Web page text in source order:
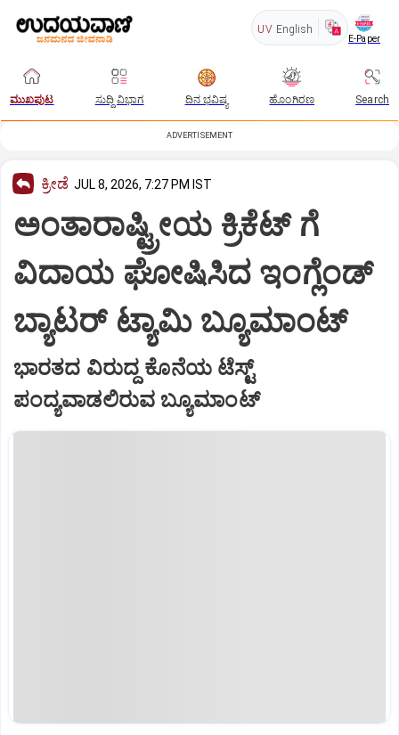
UV English
E-Paper
ಮುಖಪುಟ ಸುದ್ದಿ ವಿಭಾಗ ದಿನ ಭವಿಷ್ಯ ಹೊಂಗಿರಣ Search
ADVERTISEMENT
ಕ್ರೀಡೆ JUL 8, 2026, 7:27 PM IST
ಅಂತಾರಾಷ್ಟ್ರೀಯ ಕ್ರಿಕೆಟ್‌ ಗೆ
ವಿದಾಯ ಘೋಷಿಸಿದ ಇಂಗ್ಲೆಂಡ್‌
ಬ್ಯಾಟರ್‌ ಟ್ಯಾಮಿ ಬ್ಯೂಮಾಂಟ್
ಭಾರತದ ವಿರುದ್ದ ಕೊನೆಯ ಟೆಸ್ಟ್‌
ಪಂದ್ಯವಾಡಲಿರುವ ಬ್ಯೂಮಾಂಟ್